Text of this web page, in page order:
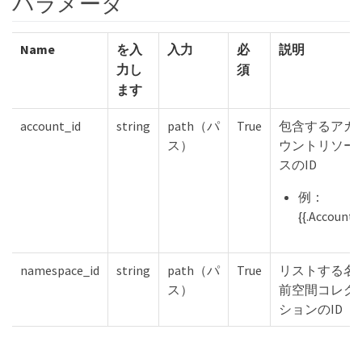
Name
を入
力し
ます
入力
必
須
説明
account_id string
path（パ
ス）
True
包含するアカ
ウントリソー
スのID
例：
{{.Account}}
namespace_id string
path（パ
ス）
True
リストする名
前空間コレク
ションのID